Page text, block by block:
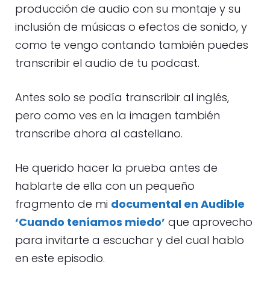
producción de audio con su montaje y su
inclusión de músicas o efectos de sonido, y
como te vengo contando también puedes
transcribir el audio de tu podcast.
Antes solo se podía transcribir al inglés,
pero como ves en la imagen también
transcribe ahora al castellano.
He querido hacer la prueba antes de
hablarte de ella con un pequeño
fragmento de mi documental en Audible
‘Cuando teníamos miedo’ que aprovecho
para invitarte a escuchar y del cual hablo
en este episodio.